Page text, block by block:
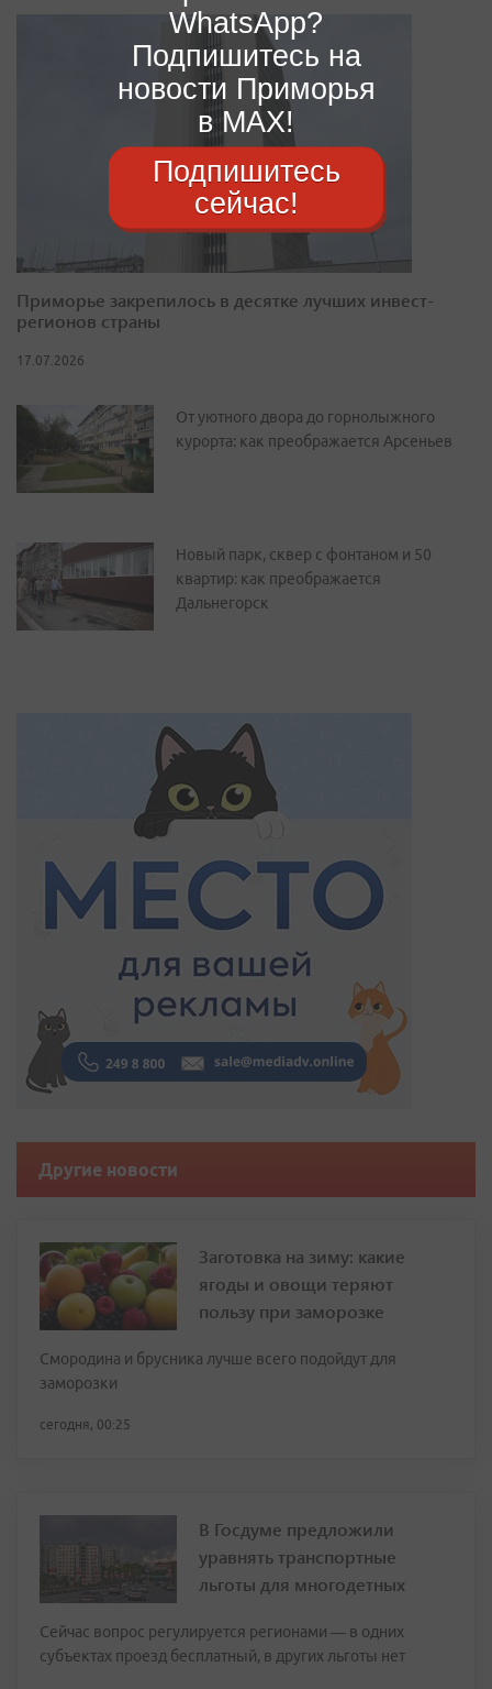
Приморье закрепилось в десятке лучших инвест-
регионов страны
17.07.2026
От уютного двора до горнолыжного
курорта: как преображается Арсеньев
Новый парк, сквер с фонтаном и 50
квартир: как преображается
Дальнегорск
Другие новости
Заготовка на зиму: какие
ягоды и овощи теряют
пользу при заморозке
Смородина и брусника лучше всего подойдут для
заморозки
сегодня, 00:25
В Госдуме предложили
уравнять транспортные
льготы для многодетных
Сейчас вопрос регулируется регионами — в одних
субъектах проезд бесплатный, в других льготы нет
WhatsApp?
Подпишитесь на
новости Приморья
в MAX!
Подпишитесь
сейчас!